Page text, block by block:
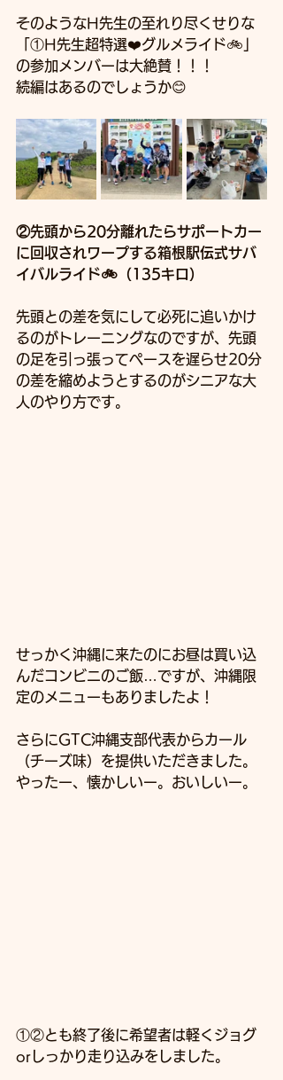
そのようなH先生の至れり尽くせりな
「①H先生超特選❤️グルメライド🚲」
の参加メンバーは大絶賛！！！
続編はあるのでしょうか😊
②先頭から20分離れたらサポートカー
に回収されワープする箱根駅伝式サバ
イバルライド🚲（135キロ）
先頭との差を気にして必死に追いかけ
るのがトレーニングなのですが、先頭
の足を引っ張ってペースを遅らせ20分
の差を縮めようとするのがシニアな大
人のやり方です。
せっかく沖縄に来たのにお昼は買い込
んだコンビニのご飯…ですが、沖縄限
定のメニューもありましたよ！
さらにGTC沖縄支部代表からカール
（チーズ味）を提供いただきました。
やったー、懐かしいー。おいしいー。
①②とも終了後に希望者は軽くジョグ
orしっかり走り込みをしました。